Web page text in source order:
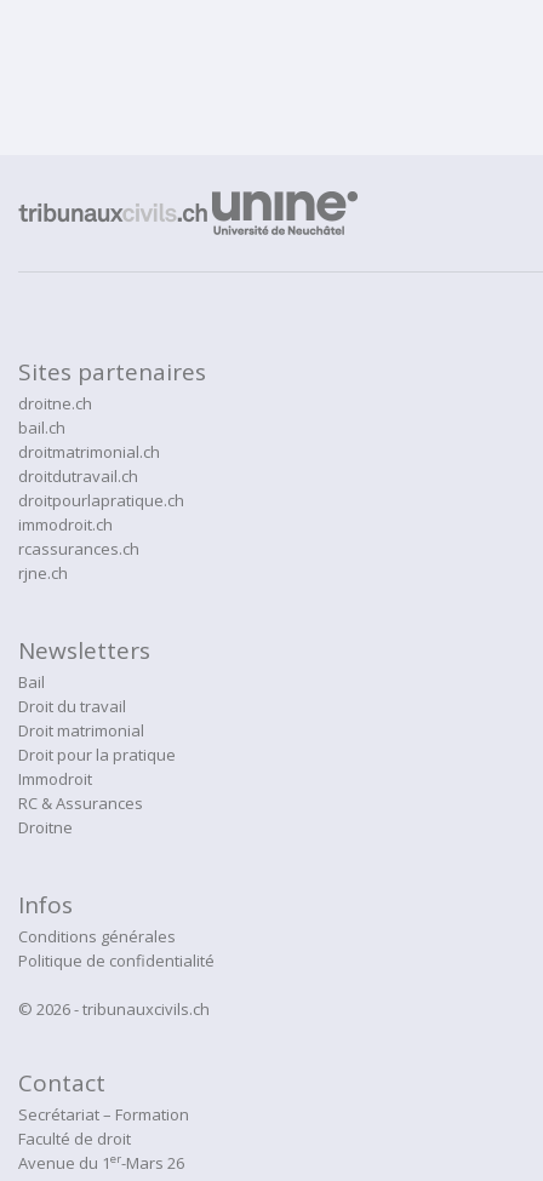
Sites partenaires
droitne.ch
bail.ch
droitmatrimonial.ch
droitdutravail.ch
droitpourlapratique.ch
immodroit.ch
rcassurances.ch
rjne.ch
Newsletters
Bail
Droit du travail
Droit matrimonial
Droit pour la pratique
Immodroit
RC & Assurances
Droitne
Infos
Conditions générales
Politique de confidentialité
© 2026 - tribunauxcivils.ch
Contact
Secrétariat – Formation
Faculté de droit
Avenue du 1er-Mars 26